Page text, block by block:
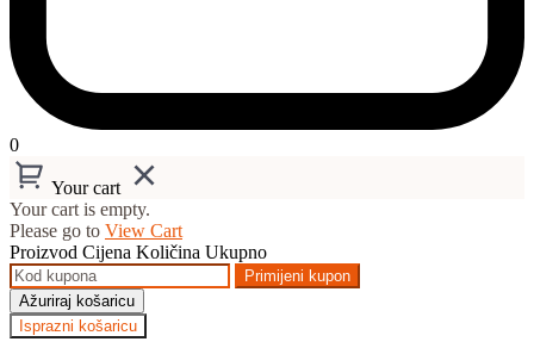
0
Your cart
Your cart is empty.
Please go to View Cart
Proizvod Cijena Količina Ukupno
Primijeni kupon
Ažuriraj košaricu
Isprazni košaricu